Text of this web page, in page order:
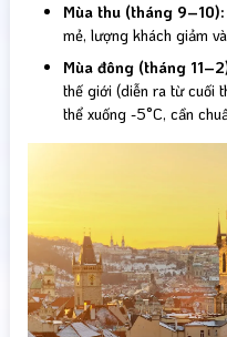
Mùa thu (tháng 9–10):
mẻ, lượng khách giảm
Mùa đông (tháng
thế giới (diễn ra từ cuối
thể xuống -5°C, cần